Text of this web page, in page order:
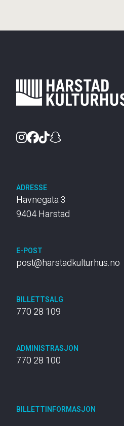
Instagram
Facebook
TikTok
ADRESSE
Havnegata 3
9404 Harstad
E-POST
post@harstadkulturhus.no
BILLETTSALG
770 28 109
ADMINISTRASJON
770 28 100
BILLETTINFORMASJON